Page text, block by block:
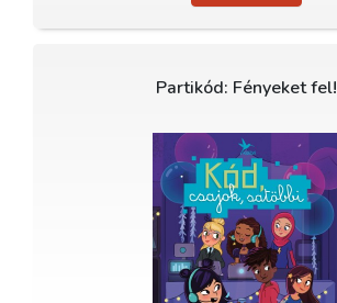
Partikód: Fényeket fel!